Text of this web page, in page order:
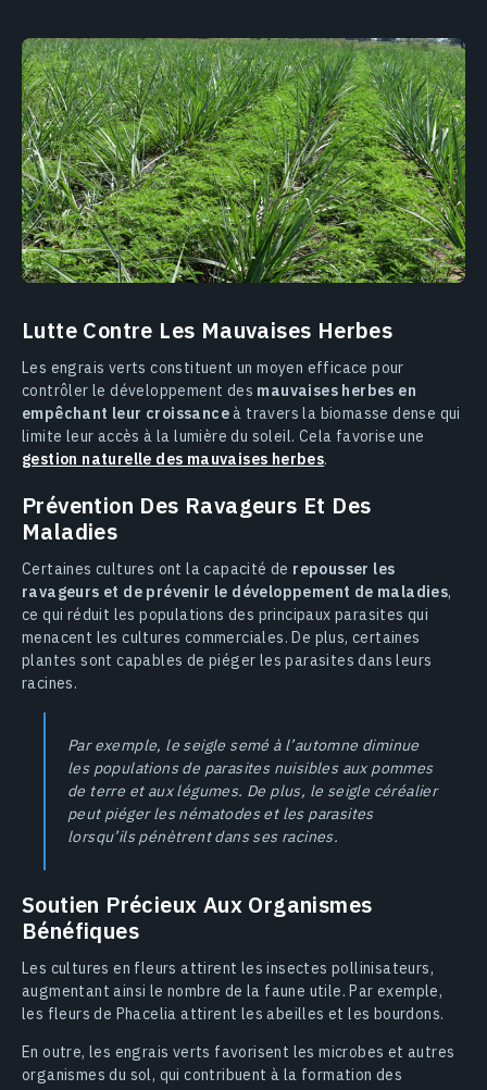
Lutte Contre Les Mauvaises Herbes
Les engrais verts constituent un moyen efficace pour
contrôler le développement des mauvaises herbes en
empêchant leur croissanceà travers la biomasse dense qui
limite leur accès à la lumière du soleil. Cela favorise une
gestion naturelle des mauvaises herbes.
Prévention Des Ravageurs Et Des
Maladies
Certaines cultures ont la capacité de repousser les
ravageurs et de prévenir le développement de maladies,
ce qui réduit les populations des principaux parasites qui
menacent les cultures commerciales. De plus, certaines
plantes sont capables de piéger les parasites dans leurs
racines.
Par exemple, le seigle semé à l’automne diminue
les populations de parasites nuisibles aux pommes
de terre et aux légumes. De plus, le seigle céréalier
peut piéger les nématodes et les parasites
lorsqu’ils pénètrent dans ses racines.
Soutien Précieux Aux Organismes
Bénéfiques
Les cultures en fleurs attirent les insectes pollinisateurs,
augmentant ainsi le nombre de la faune utile. Par exemple,
les fleurs de Phacelia attirent les abeilles et les bourdons.
En outre, les engrais verts favorisent les microbes et autres
organismes du sol, qui contribuent à la formation des